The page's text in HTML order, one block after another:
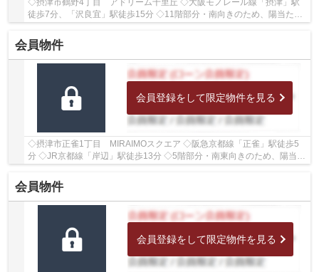
◇摂津市鶴野4丁目 アドリーム千里丘 ◇大阪モノレール線「摂津」駅
徒歩7分、「沢良宜」駅徒歩15分 ◇11階部分・南向きのため、陽当た
会員物件
会員登録をして限定物件を見る
◇摂津市正雀1丁目 MIRAIMOスクエア ◇阪急京都線「正雀」駅徒歩5
分 ◇JR京都線「岸辺」駅徒歩13分 ◇5階部分・南東向きのため、陽当た
り良好♪ ◇専有面積67.20㎡の3LDK ◇ペットと一緒にお...
会員物件
会員登録をして限定物件を見る